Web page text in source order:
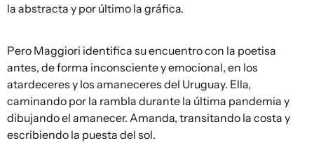
la abstracta y por último la gráfica.
Pero Maggiori identifica su encuentro con la poetisa
antes, de forma inconsciente y emocional, en los
atardeceres y los amaneceres del Uruguay. Ella,
caminando por la rambla durante la última pandemia y
dibujando el amanecer. Amanda, transitando la costa y
escribiendo la puesta del sol.